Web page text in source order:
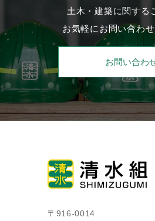
土木・建築に関する
お気軽にお問い合わせ
お問い合わ
〒916-0014